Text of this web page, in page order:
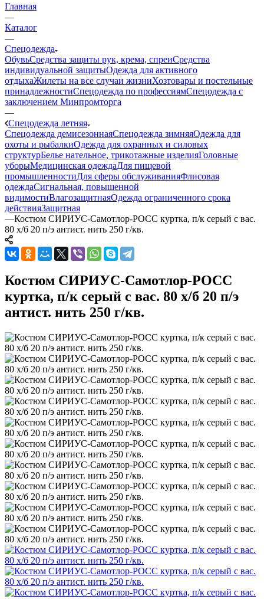
Главная
—
Каталог
—
Спецодежда
ОбувьСредства защиты рук, крема, спреиСредства
индивидуальной защитыОдежда для активного
отдыхаЖилеты на все случаи жизниХозтовары и постельные
принадлежностиСпецодежда по профессиямСпецодежда с
заключением Минпромторга
—
Спецодежда летняя
Спецодежда демисезоннаяСпецодежда зимняяОдежда для
охоты и рыбалкиОдежда для охранных и силовых
структурБелье нательное, трикотажные изделияГоловные
уборыМедицинская одеждаДля пищевой
промышленностиДля сферы обслуживанияФлисовая
одеждаСигнальная, повышенной
видимостиВлагозащитнаяОдежда ограниченного срока
действияЗащитная
—Костюм СИРИУС-Самотлор-РОСС куртка, п/к серый с вас.
80 х/б 20 п/э антист. нить 250 г/кв.
Костюм СИРИУС-Самотлор-РОСС
куртка, п/к серый с вас. 80 х/б 20 п/э
антист. нить 250 г/кв.